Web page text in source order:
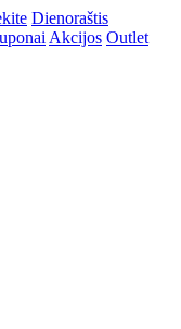
Dienoraštis
Akcijos Outlet